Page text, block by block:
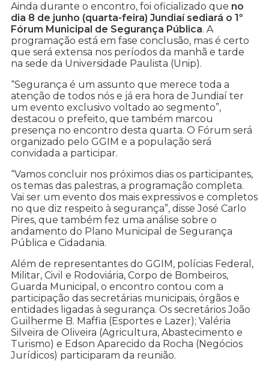
Ainda durante o encontro, foi oficializado que no
dia 8 de junho (quarta-feira) Jundiaí sediará o 1º
Fórum Municipal de Segurança Pública. A
programação está em fase conclusão, mas é certo
que será extensa nos períodos da manhã e tarde
na sede da Universidade Paulista (Unip).
“Segurança é um assunto que merece toda a
atenção de todos nós e já era hora de Jundiaí ter
um evento exclusivo voltado ao segmento”,
destacou o prefeito, que também marcou
presença no encontro desta quarta. O Fórum será
organizado pelo GGIM e a população será
convidada a participar.
“Vamos concluir nos próximos dias os participantes,
os temas das palestras, a programação completa.
Vai ser um evento dos mais expressivos e completos
no que diz respeito à segurança”, disse José Carlo
Pires, que também fez uma análise sobre o
andamento do Plano Municipal de Segurança
Pública e Cidadania.
Além de representantes do GGIM, polícias Federal,
Militar, Civil e Rodoviária, Corpo de Bombeiros,
Guarda Municipal, o encontro contou com a
participação das secretárias municipais, órgãos e
entidades ligadas à segurança. Os secretários João
Guilherme B. Maffia (Esportes e Lazer); Valéria
Silveira de Oliveira (Agricultura, Abastecimento e
Turismo) e Edson Aparecido da Rocha (Negócios
Jurídicos) participaram da reunião.